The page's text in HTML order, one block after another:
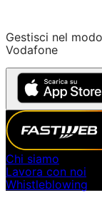
Gestisci nel
Vodafone
Chi siamo
Lavora con noi
Whistleblowing